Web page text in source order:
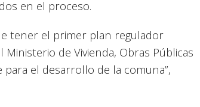
en el proceso.
tener el primer plan regulador
de Vivienda, Obras Públicas
el desarrollo de la comuna”,